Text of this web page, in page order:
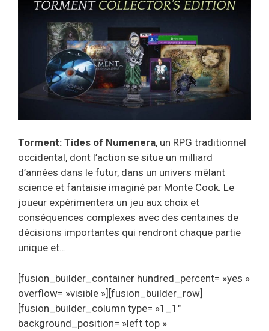
Torment: Tides of Numenera, un RPG traditionnel
occidental, dont l’action se situe un milliard
d’années dans le futur, dans un univers mêlant
science et fantaisie imaginé par Monte Cook. Le
joueur expérimentera un jeu aux choix et
conséquences complexes avec des centaines de
décisions importantes qui rendront chaque partie
unique et…
[fusion_builder_container hundred_percent= »yes »
overflow= »visible »][fusion_builder_row]
[fusion_builder_column type= »1_1″
background_position= »left top »